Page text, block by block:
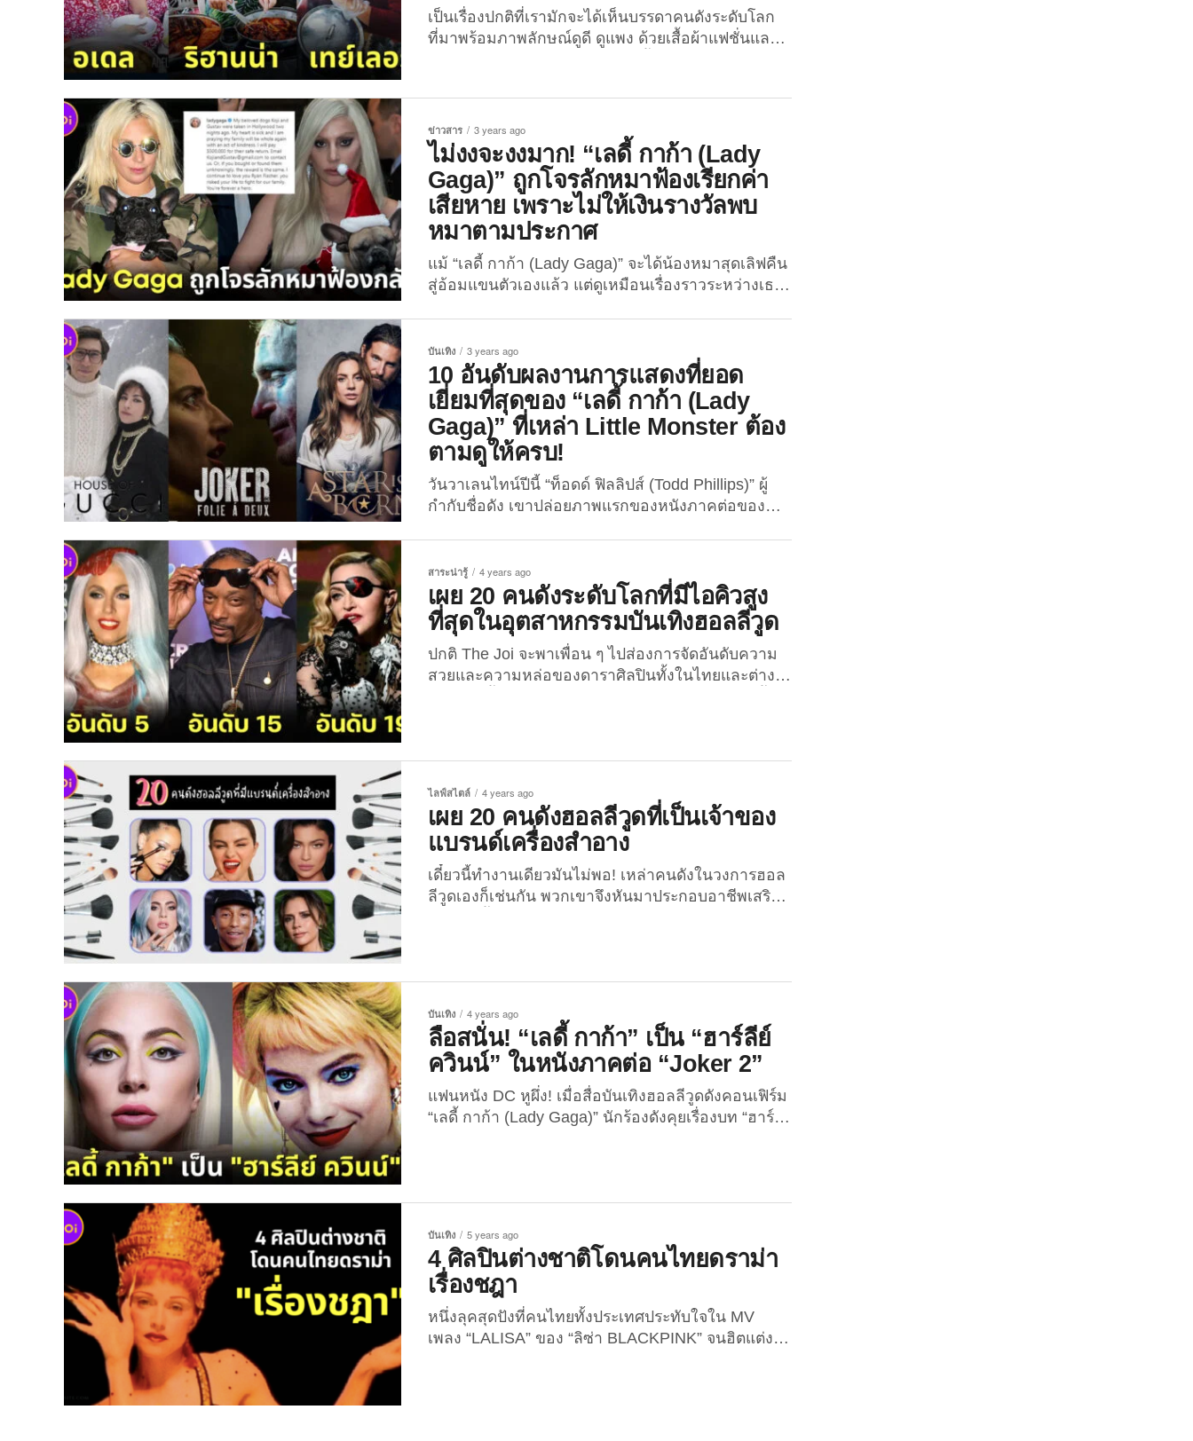
เป็นเรื่องปกติที่เรามักจะได้เห็นบรรดาคนดังระดับโลก
ที่มาพร้อมภาพลักษณ์ดูดี ดูแพง ด้วยเสื้อผ้าแฟชั่นและ
ดัง แต่เป็นเพียงชาวบ้านธรรมด๊าธรรมดา พวกเขาจะ
เป็นอย่างไร? ศิลปินนักตัดต่อรายหนึ่งชาวเวียดนามจึง
ได้เกิดปิ๊งไอเดียสุดฮา ด้วยการตัดต่อภาพศิลปินดีว่าตัว
มารดาของวงการเพลง ให้กลายเป็นแม่ค้าขายอาหารส
ตรีทฟู้ด เพื่อดูว่าหากเพลงไม่ปัง แล้วตัวแม่ตัวมัมต้อง
ผันตัวมาขายอาหาร พวกเธอจะดูเป็นอย่างไร วันนี้ The
Joi เลยจะพาเพื่อน ๆ มาส่อง 13 ภาพศิลปินสาวชื่อดัง
ระดับโลก เมื่อถูกตัดต่อให้กลายเป็นแม่ค้าขายสตรีทฟู้ด
ในเวียดนาม จะเป็นอย่างไรนั้น?...
ข่าวสาร 3 years ago
ไม่งงจะงงมาก! “เลดี้ กาก้า (Lady
Gaga)” ถูกโจรลักหมาฟ้องเรียกค่า
เสียหาย เพราะไม่ให้เงินรางวัลพบ
หมาตามประกาศ
แม้ “เลดี้ กาก้า (Lady Gaga)” จะได้น้องหมาสุดเลิฟคืน
สู่อ้อมแขนตัวเองแล้ว แต่ดูเหมือนเรื่องราวระหว่างเธอ
The Joi ต้องเท้าความย้อนเรื่องราวสะเทือนใจคนรัก
หมาอย่าง “เลดี้ กาก้า” สักนิดก่อน ศิลปินและนักแสดง
สาวชื่อดังคนนี้ มีน้องหมาสุดรักสุดเลิฟสายพันธุ์เฟ
รนช์บูลด็อกทั้งหมด 3 ตัวด้วยกัน คือ “เจ้าโคจิ (Koji)”,
“เจ้าเอเชีย (Asia)”...
บันเทิง 3 years ago
10 อันดับผลงานการแสดงที่ยอด
เยี่ยมที่สุดของ “เลดี้ กาก้า (Lady
Gaga)” ที่เหล่า Little Monster ต้อง
ตามดูให้ครบ!
วันวาเลนไทน์ปีนี้ “ท็อดด์ ฟิลลิปส์ (Todd Phillips)” ผู้
กำกับชื่อดัง เขาปล่อยภาพแรกของหนังภาคต่อของ
ภาพของคู่รักวายร้ายที่ดังที่สุดในโลกของภาพยนตร์
คือ “โจ๊กเกอร์” ซึ่งรับบทโดย “วาคีน ฟินิกซ์ (Joaquin
Phoenix)” มองตาหวานเยิ้มให้ “ฮาร์ลีย์ ควินน์...
สาระน่ารู้ 4 years ago
เผย 20 คนดังระดับโลกที่มีไอคิวสูง
ที่สุดในอุตสาหกรรมบันเทิงฮอลลีวูด
ปกติ The Joi จะพาเพื่อน ๆ ไปส่องการจัดอันดับความ
สวยและความหล่อของดาราศิลปินทั้งในไทยและต่าง
แหลม ฉลาดปราดเปรื่องเป็นกรด จนติด 20 อันดับดารา
เนีย ทรัมป์ (Melania Trump) ระดับไอคิว (IQ):
มากกว่า...
ไลฟ์สไตล์ 4 years ago
เผย 20 คนดังฮอลลีวูดที่เป็นเจ้าของ
แบรนด์เครื่องสำอาง
เดี๋ยวนี้ทำงานเดียวมันไม่พอ! เหล่าคนดังในวงการฮอล
ลีวูดเองก็เช่นกัน พวกเขาจึงหันมาประกอบอาชีพเสริม
หลายคนด้วยกัน ซึ่งเพื่อน ๆ อาจจะกำลังใช้สินค้าของ
เครื่องสำอางกันบ้าง ตามไปดูกับ The Joi เลย! 1. ริฮา
นน่า (Rihanna)-Fenty Beauty “ริฮันน่า” นักร้องสาว
จากบาร์เบโดสที่มาโด่งดังในวงการเพลงสหรัฐฯ เป็น
ศิลปินหญิงคนแรก...
บันเทิง 4 years ago
ลือสนั่น! “เลดี้ กาก้า” เป็น “ฮาร์ลีย์
ควินน์” ในหนังภาคต่อ “Joker 2”
แฟนหนัง DC หูผึ่ง! เมื่อสื่อบันเทิงฮอลลีวูดดังคอนเฟิร์ม
“เลดี้ กาก้า (Lady Gaga)” นักร้องดังคุยเรื่องบท “ฮาร์
บันเทิง 5 years ago
4 ศิลปินต่างชาติโดนคนไทยดราม่า
เรื่องชฎา
หนึ่งลุคสุดปังที่คนไทยทั้งประเทศประทับใจใน MV
เพลง “LALISA” ของ “ลิซ่า BLACKPINK” จนฮิตแต่ง